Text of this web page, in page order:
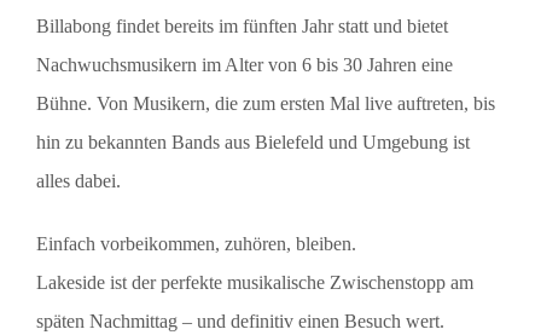
Billabong findet bereits im fünften Jahr statt und bietet
Nachwuchsmusikern im Alter von 6 bis 30 Jahren eine
Bühne. Von Musikern, die zum ersten Mal live auftreten, bis
hin zu bekannten Bands aus Bielefeld und Umgebung ist
alles dabei.
Einfach vorbeikommen, zuhören, bleiben.
Lakeside ist der perfekte musikalische Zwischenstopp am
späten Nachmittag – und definitiv einen Besuch wert.